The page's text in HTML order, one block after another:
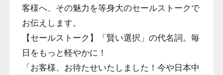
客様へ、その魅力を等身大のセールストークで
お伝えします。
【セールストーク】「賢い選択」の代名詞。毎
日をもっと軽やかに！
「お客様、お待たせいたしました！今や日本中